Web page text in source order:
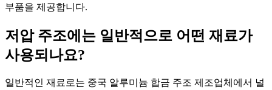
부품을 제공합니다.
저압 주조에는 일반적으로 어떤 재료가
사용되나요?
일반적인 재료로는 중국 알루미늄 합금 주조 제조업체에서 널